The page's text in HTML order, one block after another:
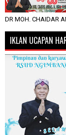
DR MOH. CHAIDAR
IKLAN UCAPAN